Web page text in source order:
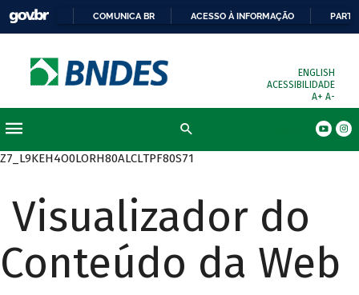
COMUNICA BR ACESSO À INFORMAÇÃO
ENGLISH
ACESSIBILIDADE
A+ A-
Z7_L9KEH4O0LORH80ALCLTPF80S71
Visualizador do
Conteúdo da Web